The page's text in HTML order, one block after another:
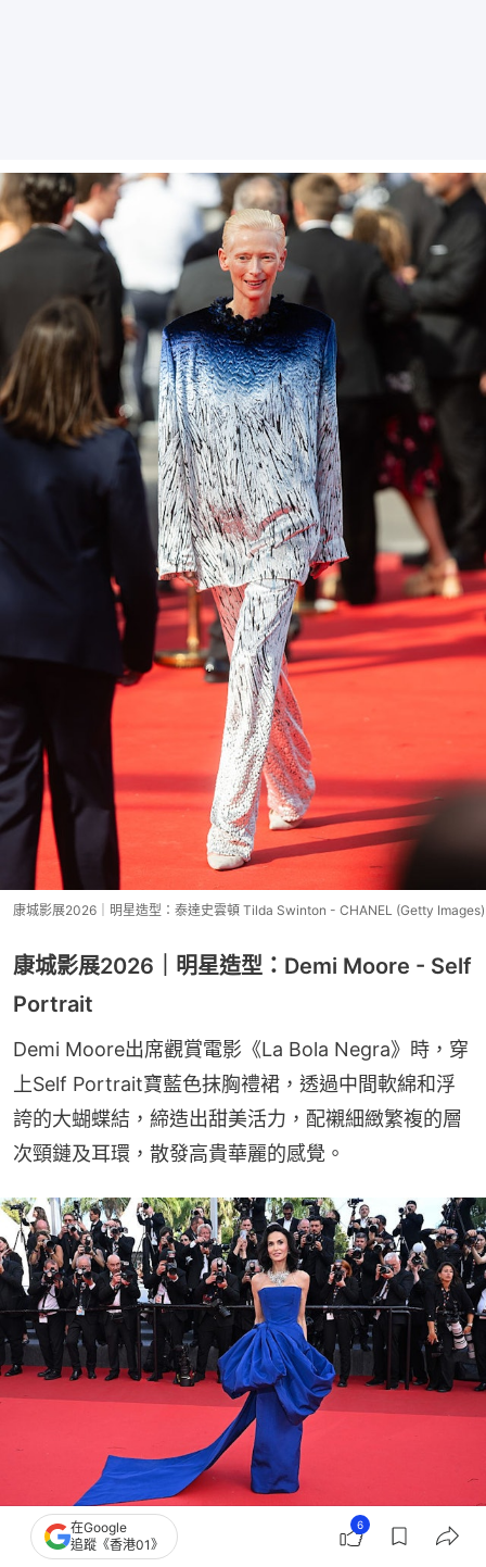
康城影展2026｜明星造型：泰達史雲頓 Tilda Swinton - CHANEL (Getty Images)
康城影展2026｜明星造型：Demi Moore - Self
Portrait
Demi Moore出席觀賞電影《La Bola Negra》時，穿
上Self Portrait寶藍色抹胸禮裙，透過中間軟綿和浮
誇的大蝴蝶結，締造出甜美活力，配襯細緻繁複的層
次頸鏈及耳環，散發高貴華麗的感覺。
康城影展2026｜明星造型：泰達史雲頓 Tilda Swinton - CHANEL (Getty Images)
在Google
追蹤《香港01》
6